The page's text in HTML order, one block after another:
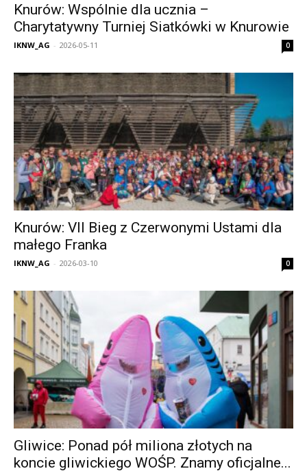
Knurów: Wspólnie dla ucznia –
Charytatywny Turniej Siatkówki w Knurowie
IKNW_AG - 2026-05-11 0
Knurów: VII Bieg z Czerwonymi Ustami dla
małego Franka
IKNW_AG - 2026-03-10 0
Gliwice: Ponad pół miliona złotych na
koncie gliwickiego WOŚP. Znamy oficjalne...